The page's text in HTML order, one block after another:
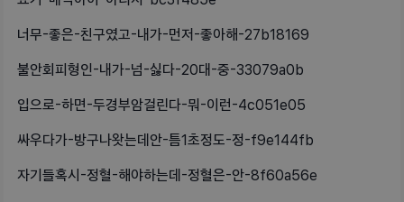
너무-좋은-친구였고-내가-먼저-좋아해-27b18169
불안회피형인-내가-넘-싫다-20대-중-33079a0b
입으로-하면-두경부암걸린다-뭐-이런-4c051e05
싸우다가-방구나왓는데안-틈1초정도-정-f9e144fb
자기들혹시-정혈-해야하는데-정혈은-안-8f60a56e